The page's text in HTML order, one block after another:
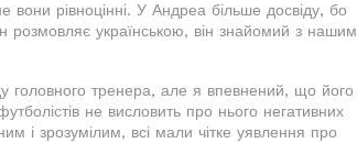
рівноцінні. У Андреа більше досвіду, бо
розмовляє українською, він знайомий з нашим
головного тренера, але я впевнений, що його
не висловить про нього негативних
і зрозумілим, всі мали чітке уявлення про